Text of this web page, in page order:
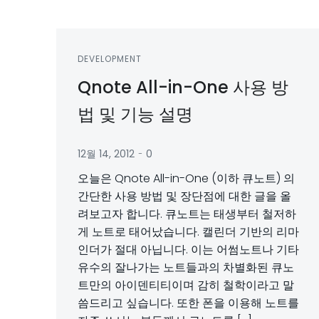
DEVELOPMENT
Qnote All-in-One 사용 방
법 및 기능 설명
12월 14, 2012 - 0
오늘은 Qnote All-in-One (이하 큐노트) 의
간단한 사용 방법 및 장단점에 대한 글을 올
려보고자 합니다. 큐노트는 태생부터 철저하
게 노트로 태어났습니다. 캘린더 기반의 리마
인더가 절대 아닙니다. 이는 어썸노트나 기타
유수의 잘나가는 노트들과의 차별화된 큐노
트만의 아이덴티티이며 감히 철학이라고 말
씀드리고 싶습니다. 또한 폰을 이용해 노트를